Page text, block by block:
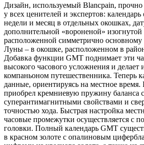
Дизайн, используемый Blancpain, прочно
у всех ценителей и экспертов: календарь
недели и месяц в отдельных окошках,
дополнительной «вороненой»
расположенной симметрично основному
Луны – в окошке, расположенном в
Добавка функции GMT поднимает эти
высокого часового усложнения и делает
компаньоном путешественника. Теперь
данные, ориентируясь на местное
приобрел кремниевую пружину баланса с
суперантимагнитными свойствами и
точностью хода. Быстрая настройка
часовые промежутки осуществляется с
головки. Полный календарь GMT
в красном золоте с опалиновым